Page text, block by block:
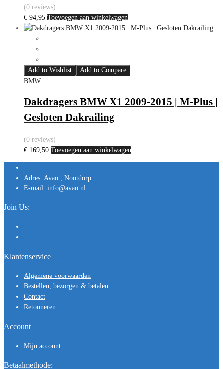
(0 reviews)
€ 94,95 Toevoegen aan winkelwagen
Add to Wishlist
Add to Compare
BMW
Dakdragers BMW X1 2009-2015 | M-Plus |
Gesloten Dakrailing
(0 reviews)
€ 169,50 Toevoegen aan winkelwagen
Adres: Avao , Nootdorp
E-mail: info@avao.nl
Join Us:
Klantenservice
Algemene voorwaarden
Bestellen, bezorgen & betalen
Contact
Retouneren
Account
Mijn account
Betaalmethode: